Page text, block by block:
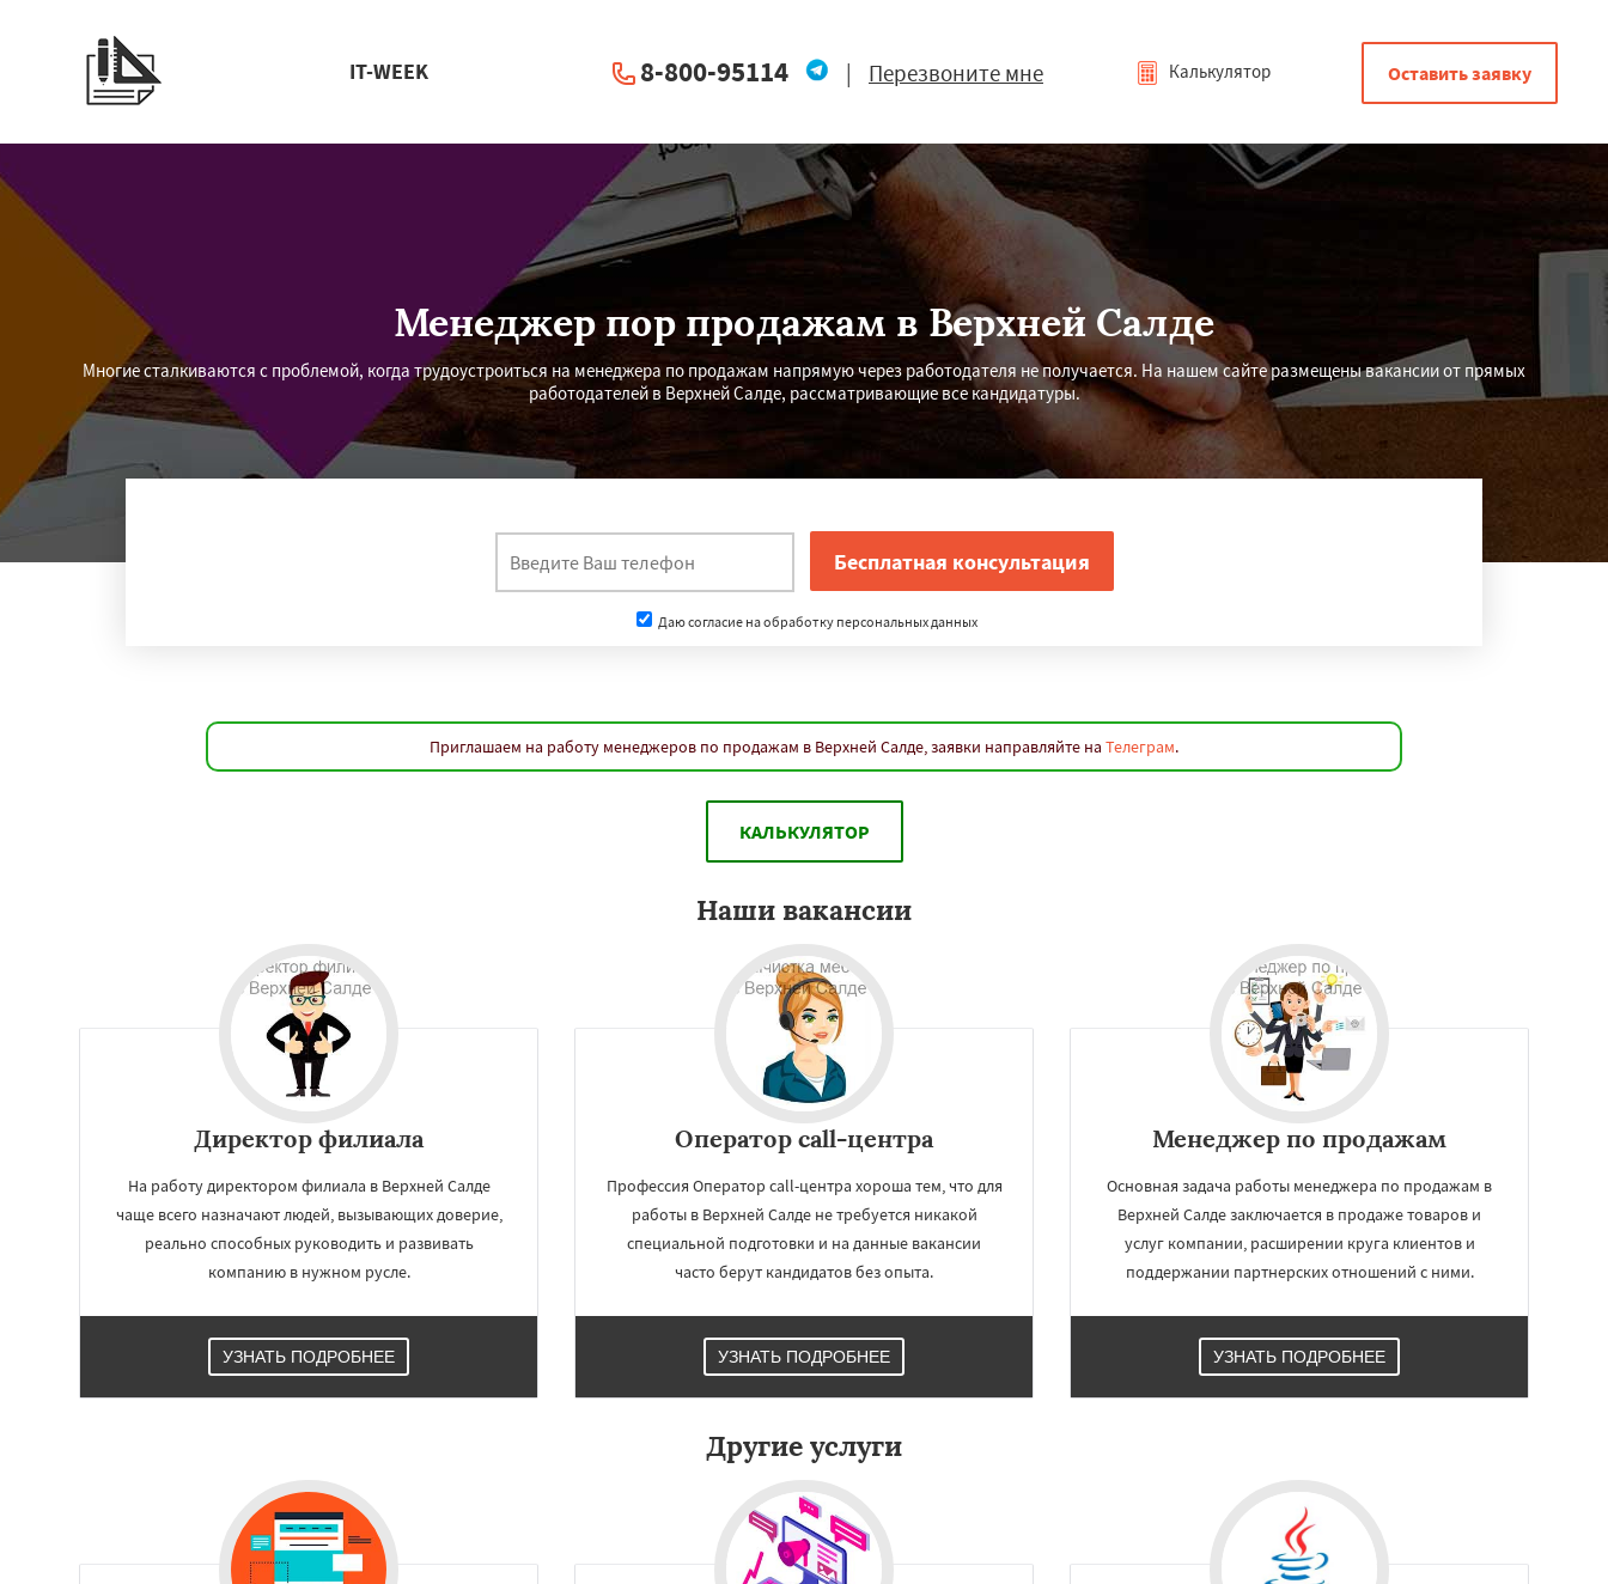
Верхняя Тура
Волчанск
Дегтярск
Ирбит
Каменск-Уральский
Карпинск
Красноуральск Красноуфимск Кушва
Лесной
Нижняя Салда
Новая Ляля
Новоуральск Первоуральск Полевской
Тавда
IT-WEEK 8-800-95114 | Перезвоните мне Калькулятор Оставить заявку
Менеджер пор продажам в Верхней Салде
Многие сталкиваются с проблемой, когда трудоустроиться на менеджера по продажам напрямую через работодателя не получается. На нашем сайте размещены вакансии от прямых
работодателей в Верхней Салде, рассматривающие все кандидатуры.
Даю согласие на обработку персональных данных
Приглашаем на работу менеджеров по продажам в Верхней Салде, заявки направляйте на Телеграм.
КАЛЬКУЛЯТОР
Наши вакансии
Директор филиала
На работу директором филиала в Верхней Салде
чаще всего назначают людей, вызывающих доверие,
реально способных руководить и развивать
компанию в нужном русле.
УЗНАТЬ ПОДРОБНЕЕ
Оператор call-центра
Профессия Оператор call-центра хороша тем, что для
работы в Верхней Салде не требуется никакой
специальной подготовки и на данные вакансии
часто берут кандидатов без опыта.
УЗНАТЬ ПОДРОБНЕЕ
Менеджер по продажам
Основная задача работы менеджера по продажам в
Верхней Салде заключается в продаже товаров и
услуг компании, расширении круга клиентов и
поддержании партнерских отношений с ними.
УЗНАТЬ ПОДРОБНЕЕ
Другие услуги
УЗНАТЬ ПОДРОБНЕЕ
Даю согласие на обработку персональных данных